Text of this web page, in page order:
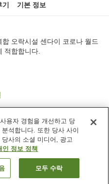
기본 정보
오락시설 센다이 코로나 월드
적합합니다.
암반욕
스파 / 미용실
캐슬 인 센다이
기
용자 경험을 개선하고 당
석합니다. 또한 당사 사이
사의 소셜 미디어, 광고
인 정보 정책
모두 수락